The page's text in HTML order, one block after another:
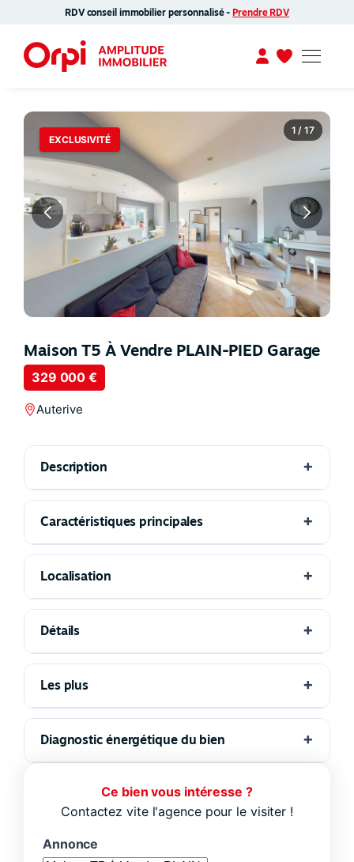
RDV conseil immobilier personnalisé - Prendre RDV
EXCLUSIVITÉ
1 / 17
Maison T5 À Vendre PLAIN-PIED Garage
329 000 €
Auterive
Description
Caractéristiques principales
Localisation
Détails
Les plus
Diagnostic énergétique du bien
Ce bien vous intéresse ?
Contactez vite l'agence pour le visiter !
Annonce